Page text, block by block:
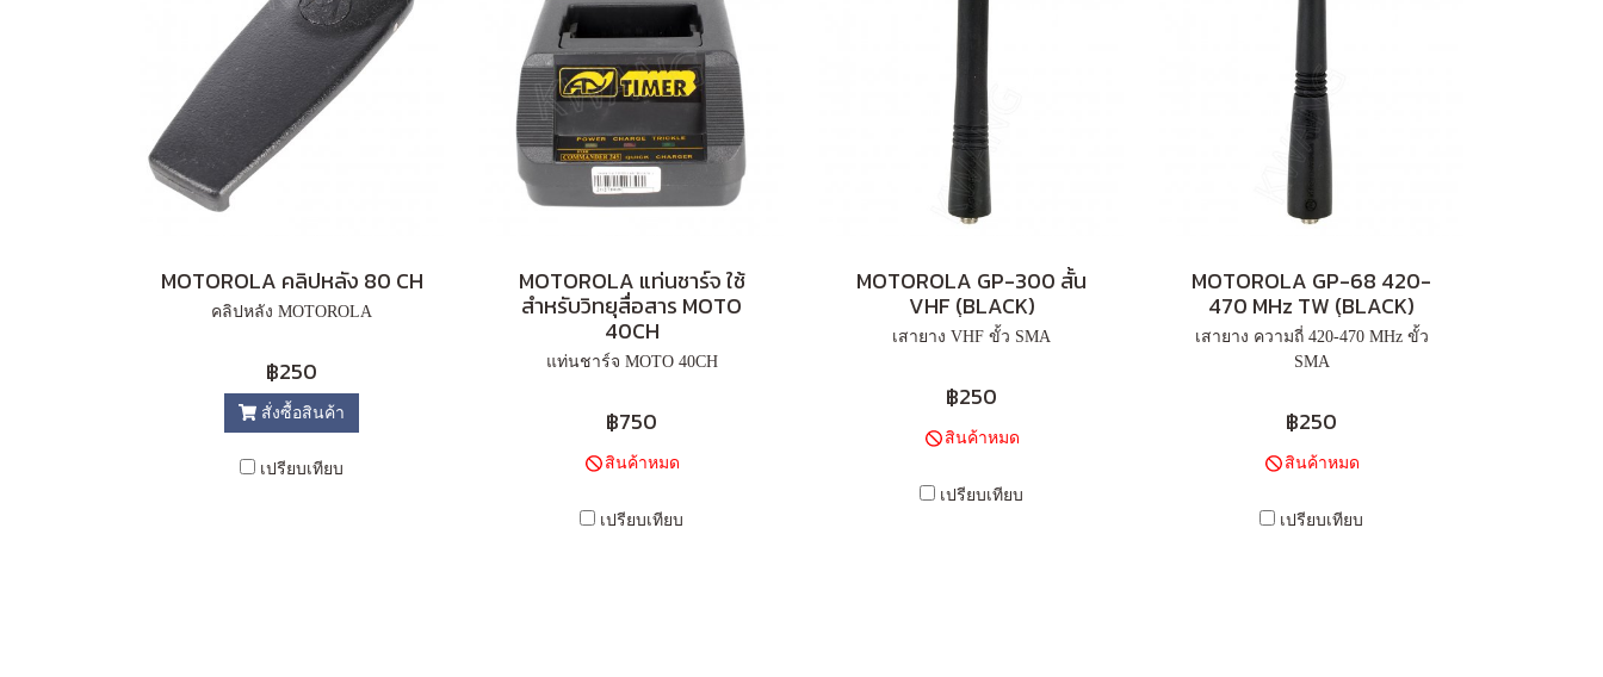
MOTOROLA คลิปหลัง 80 CH
คลิปหลัง MOTOROLA
฿250
สั่งซื้อสินค้า
เปรียบเทียบ
MOTOROLA แท่นชาร์จ ใช้
สำหรับวิทยุสื่อสาร MOTO
40CH
แท่นชาร์จ MOTO 40CH
฿750
สินค้าหมด
เปรียบเทียบ
MOTOROLA GP-300 สั้น
VHF (ฺBLACK)
เสายาง VHF ขั้ว SMA
฿250
สินค้าหมด
เปรียบเทียบ
MOTOROLA GP-68 420-
470 MHz TW (ฺBLACK)
เสายาง ความถี่ 420-470 MHz ขั้ว
SMA
฿250
สินค้าหมด
เปรียบเทียบ